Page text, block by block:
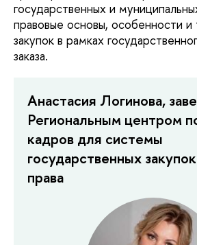
государственных и
правовые основы, особенности
закупок в рамках
заказа.
Анастасия Логинова,
Региональным центром
кадров для системы
государственных
права